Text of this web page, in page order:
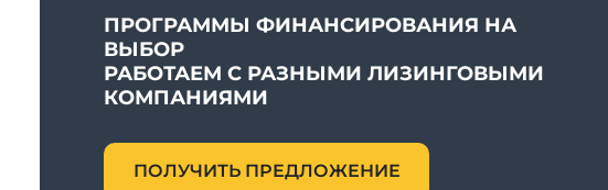
ПРОГРАММЫ ФИНАНСИРОВАНИЯ НА
ВЫБОР
РАБОТАЕМ С РАЗНЫМИ ЛИЗИНГОВЫМИ
КОМПАНИЯМИ
ПОЛУЧИТЬ ПРЕДЛОЖЕНИЕ